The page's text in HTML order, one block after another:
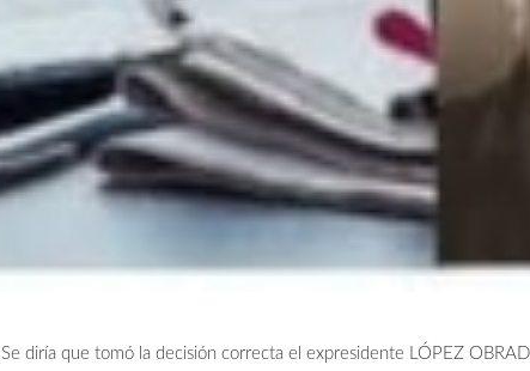
Se diría que tomó la decisión correcta el expresidente LÓPEZ